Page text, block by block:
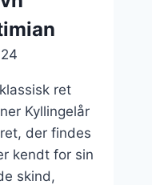
ret
Kyllingelår
der findes
kendt for sin
skind,